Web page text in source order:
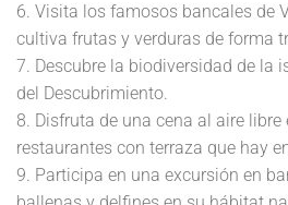
6. Visita los famosos bancales de
cultiva frutas y verduras de forma
7. Descubre la biodiversidad de la
del Descubrimiento.
8. Disfruta de una cena al aire
restaurantes con terraza que hay
9. Participa en una excursión en